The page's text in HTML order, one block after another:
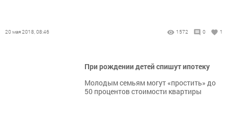
20 мая 2018, 08:46 1572 0 1
При рождении детей спишут ипотеку
Молодым семьям могут «простить» до
50 процентов стоимости квартиры